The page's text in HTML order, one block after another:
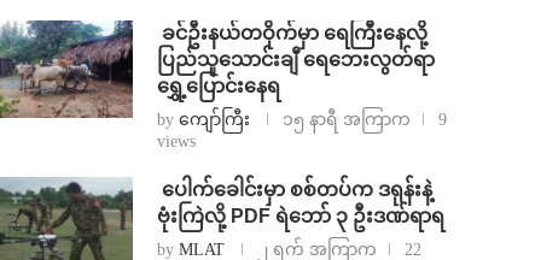
⁩ ⁨ခင်ဦးနယ်တဝိုက်မှာ ရေကြီးနေလို့
ပြည်သူသောင်းချီ ရေဘေးလွတ်ရာ
ရွှေ့ပြောင်းနေရ
byကျော်ကြီး ၁၅ နာရီ အကြာက
9
views
⁩ ⁨ပေါက်ခေါင်းမှာ စစ်တပ်က ဒရုန်းနဲ့
ဗုံးကြဲလို့ PDF ရဲဘော် ၃ ဦးဒဏ်ရာရ
byMLAT ၂ ရက် အကြာက
22